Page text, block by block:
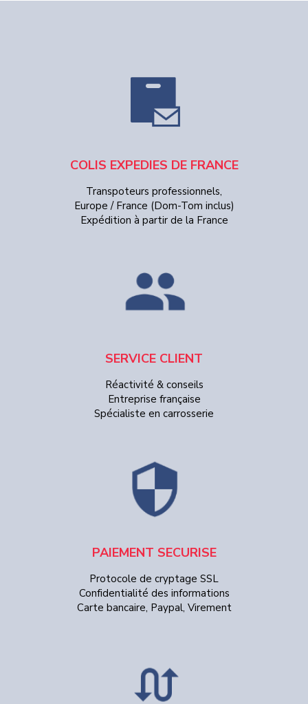
COLIS EXPEDIES DE FRANCE
Transpoteurs professionnels,
Europe / France (Dom-Tom inclus)
Expédition à partir de la France
SERVICE CLIENT
Réactivité & conseils
Entreprise française
Spécialiste en carrosserie
PAIEMENT SECURISE
Protocole de cryptage SSL
Confidentialité des informations
Carte bancaire, Paypal, Virement